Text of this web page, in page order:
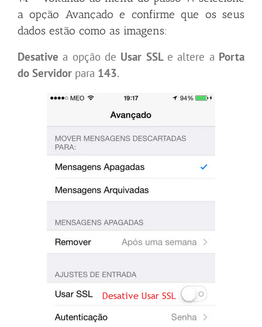
a opção Avançado e confirme que os seus
dados estão como as imagens:
Desative a opção de Usar SSL e altere a Porta
do Servidor para 143.